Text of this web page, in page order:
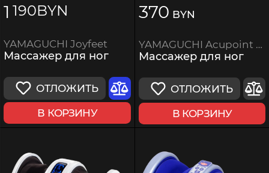
1 190BYN
YAMAGUCHI Joyfeet
Массажер для ног
ОТЛОЖИТЬ
В КОРЗИНУ
370 BYN
YAMAGUCHI Acupoint Shiatsu
Массажер для ног
ОТЛОЖИТЬ
В КОРЗИНУ